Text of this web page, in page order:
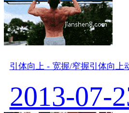
引体向上 - 宽握/窄握引体向上
2013-07-